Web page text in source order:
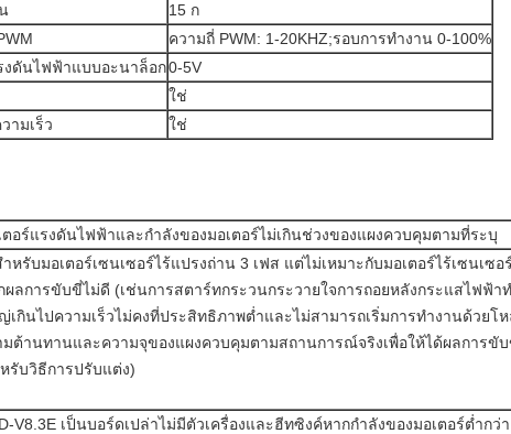
15 ก
ความถี่ PWM: 1-20KHZ;รอบการทำงาน 0-100%
งดันไฟฟ้าแบบอะนาล็อก0-5V
ใช่
ามเร็ว
ใช่
อร์แรงดันไฟฟ้าและกำลังของมอเตอร์ไม่เกินช่วงของแผงควบคุมตามที่ระบุ
หรับมอเตอร์เซนเซอร์ไร้แปรงถ่าน 3 เฟส แต่ไม่เหมาะกับมอเตอร์ไร้เซนเซอ
ผลการขับขี่ไม่ดี (เช่นการสตาร์ทกระวนกระวายใจการถอยหลังกระแสไฟฟ้า
กินไปความเร็วไม่คงที่ประสิทธิภาพต่ำและไม่สามารถเริ่มการทำงานด้วยโ
ต้านทานและความจุของแผงควบคุมตามสถานการณ์จริงเพื่อให้ได้ผลการขั
รับวิธีการปรับแต่ง)
V8.3E เป็นบอร์ดเปล่าไม่มีตัวเครื่องและฮีทซิงค์หากกำลังของมอเตอร์ต่ำกว่